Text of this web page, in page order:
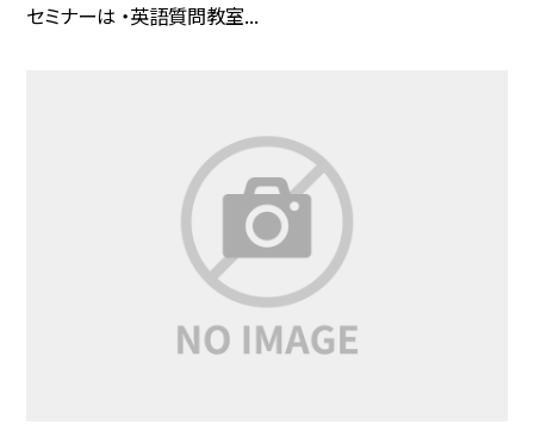
セミナーは ・英語質問教室...